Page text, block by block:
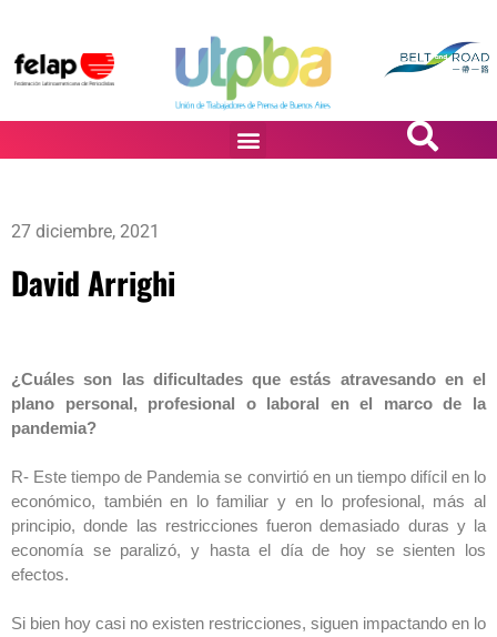
27 diciembre, 2021
David Arrighi
¿Cuáles son las dificultades que estás atravesando en el
plano personal, profesional o laboral en el marco de la
R- Este tiempo de Pandemia se convirtió en un tiempo difícil en lo
económico, también en lo familiar y en lo profesional, más al
principio, donde las restricciones fueron demasiado duras y la
economía se paralizó, y hasta el día de hoy se sienten los
efectos.
Si bien hoy casi no existen restricciones, siguen impactando en lo